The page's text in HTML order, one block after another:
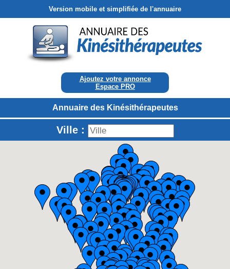
Version mobile et simplifiée de l'annuaire
Ajoutez votre annonce
Espace PRO
Annuaire des Kinésithérapeutes
Ville :